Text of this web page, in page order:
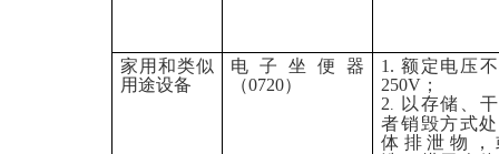
家用和类似
用途设备
电子坐便器
（0720）
1. 额定电压
250V ；
2.
以存储、
者销毁方式
体排泄物，